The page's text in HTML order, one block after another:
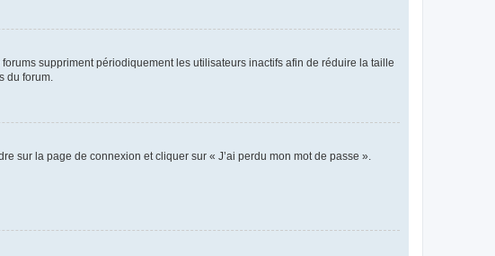
suppriment périodiquement les utilisateurs inactifs afin de réduire la taille
du forum.
sur la page de connexion et cliquer sur « J’ai perdu mon mot de passe ».